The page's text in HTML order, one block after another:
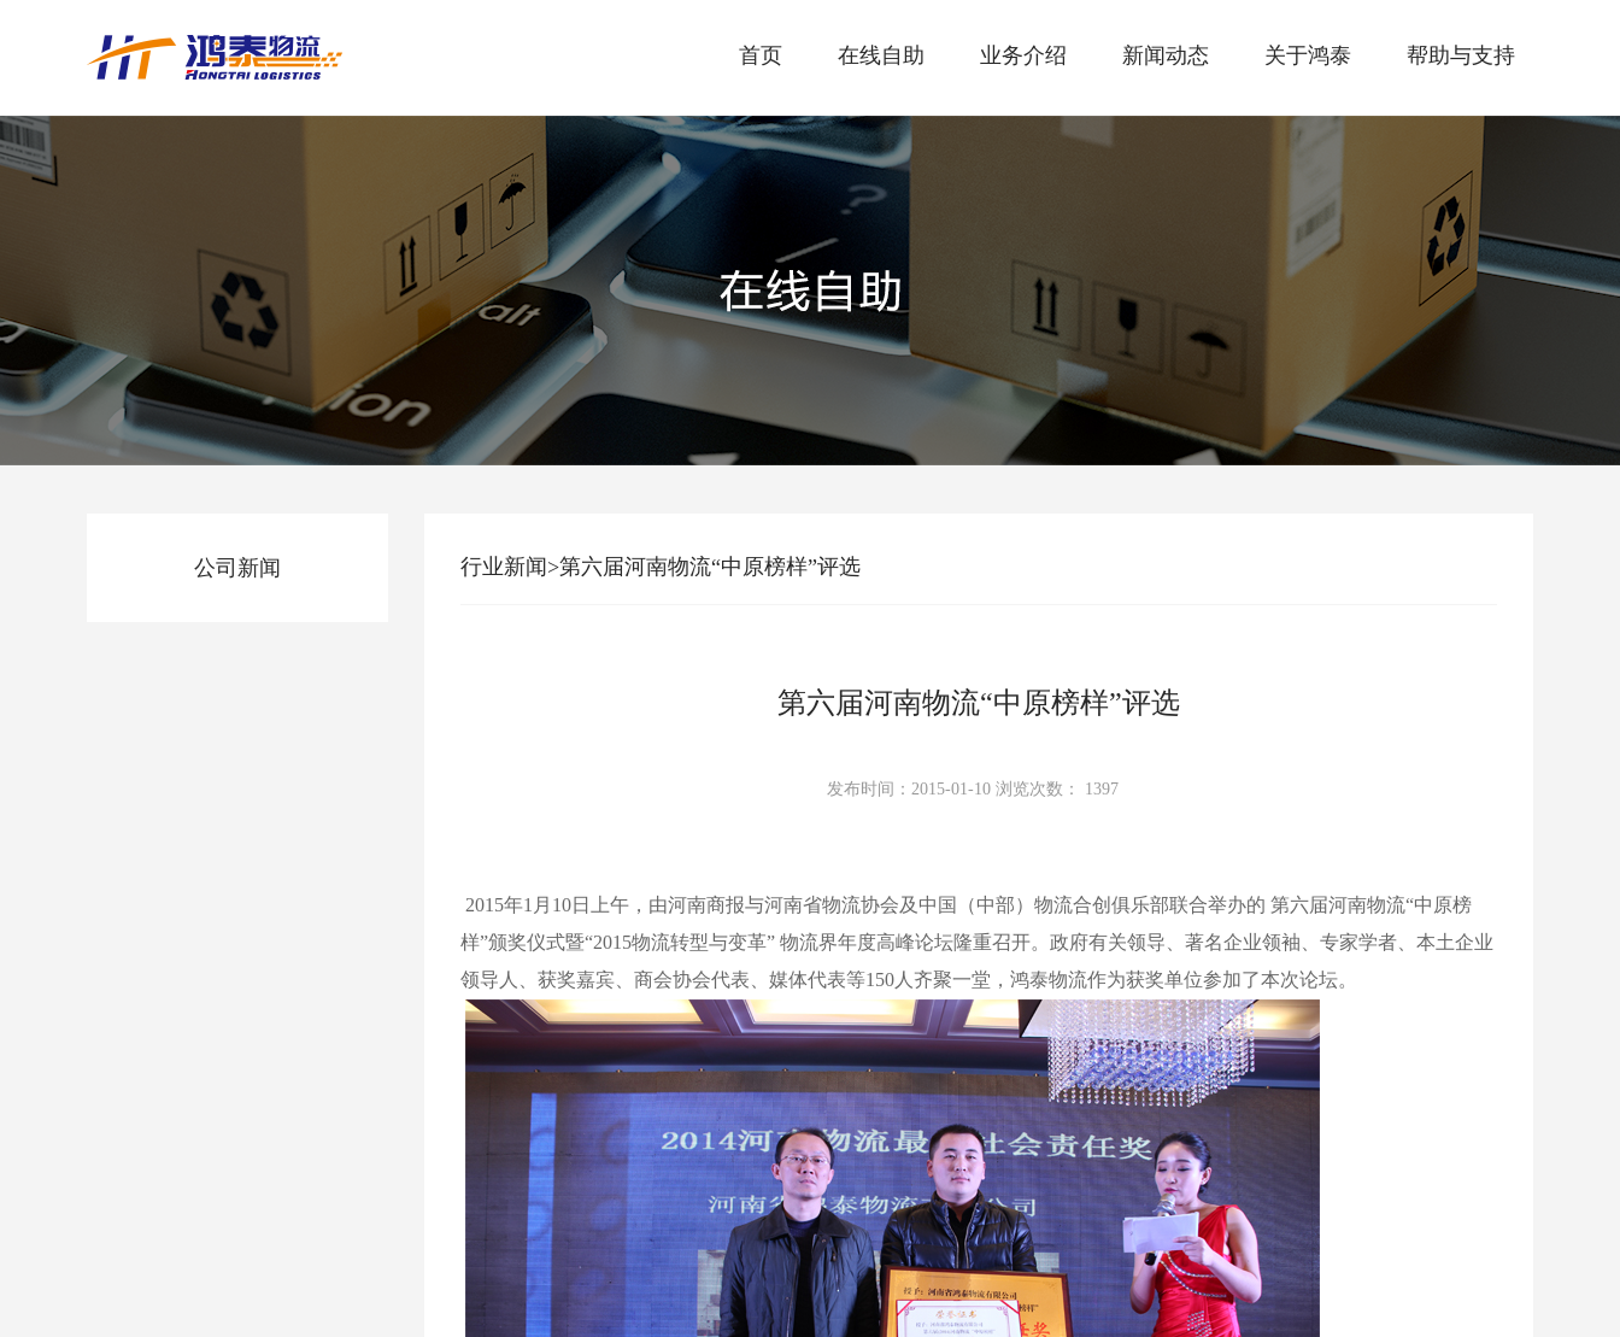
首页 在线自助 业务介绍 新闻动态 关于鸿泰 帮助与支持
公司新闻 行业新闻>第六届河南物流“中原榜样”评选
第六届河南物流“中原榜样”评选
发布时间：2015-01-10 浏览次数： 1397
2015年1月10日上午，由河南商报与河南省物流协会及中国（中部）物流合创俱乐部联合举办的 第六届河南物流“中原榜
样”颁奖仪式暨“2015物流转型与变革” 物流界年度高峰论坛隆重召开。政府有关领导、著名企业领袖、专家学者、本土企业
领导人、获奖嘉宾、商会协会代表、媒体代表等150人齐聚一堂，鸿泰物流作为获奖单位参加了本次论坛。